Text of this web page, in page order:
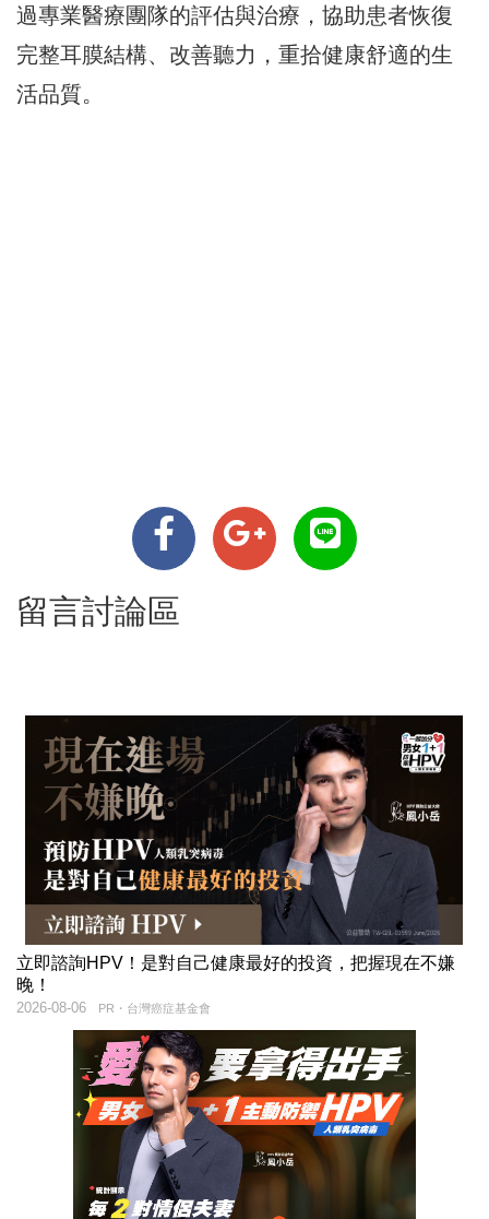
過專業醫療團隊的評估與治療，協助患者恢復
完整耳膜結構、改善聽力，重拾健康舒適的生
活品質。
留言討論區
立即諮詢HPV！是對自己健康最好的投資，把握現在不嫌
晚！
PR・台灣癌症基金會
2026-08-06